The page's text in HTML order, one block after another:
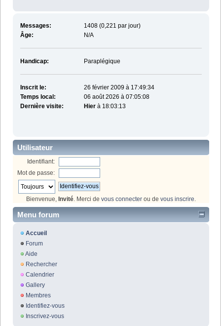
Messages:
1408 (0,221 par jour)
Âge:
N/A
Handicap: Paraplégique
Inscrit le:
26 février 2009 à 17:49:34
Temps local:
06 août 2026 à 07:05:08
Dernière visite:
Hierà 18:03:13
Utilisateur
Identifiant:
Mot de passe:
Bienvenue, Invité . Merci de vous connecter ou de vous inscrire
Menu forum
Accueil
Forum
Aide
Rechercher
Calendrier
Gallery
Membres
Identifiez-vous
Inscrivez-vous